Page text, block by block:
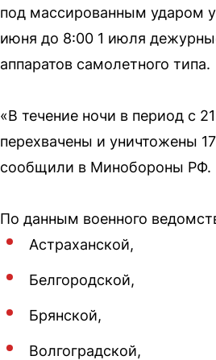
под массированным ударом
июня до 8:00 1 июля
аппаратов самолетного типа.
«В течение ночи в период с
перехвачены и уничтожены
сообщили в Минобороны РФ.
По данным военного
Астраханской,
Белгородской,
Брянской,
Волгоградской,